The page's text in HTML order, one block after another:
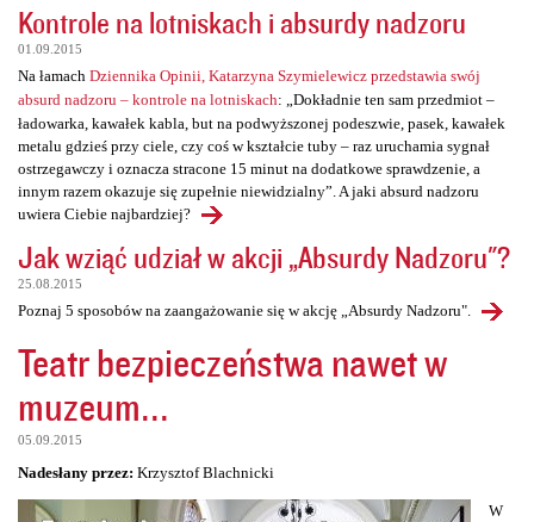
Kontrole na lotniskach i absurdy nadzoru
01.09.2015
Na łamach Dziennika Opinii, Katarzyna Szymielewicz przedstawia swój
absurd nadzoru – kontrole na lotniskach: „Dokładnie ten sam przedmiot –
ładowarka, kawałek kabla, but na podwyższonej podeszwie, pasek, kawałek
metalu gdzieś przy ciele, czy coś w kształcie tuby – raz uruchamia sygnał
ostrzegawczy i oznacza stracone 15 minut na dodatkowe sprawdzenie, a
innym razem okazuje się zupełnie niewidzialny”. A jaki absurd nadzoru
uwiera Ciebie najbardziej?
Jak wziąć udział w akcji „Absurdy Nadzoru"?
25.08.2015
Poznaj 5 sposobów na zaangażowanie się w akcję „Absurdy Nadzoru".
Teatr bezpieczeństwa nawet w
muzeum...
05.09.2015
Nadesłany przez: Krzysztof Blachnicki
W